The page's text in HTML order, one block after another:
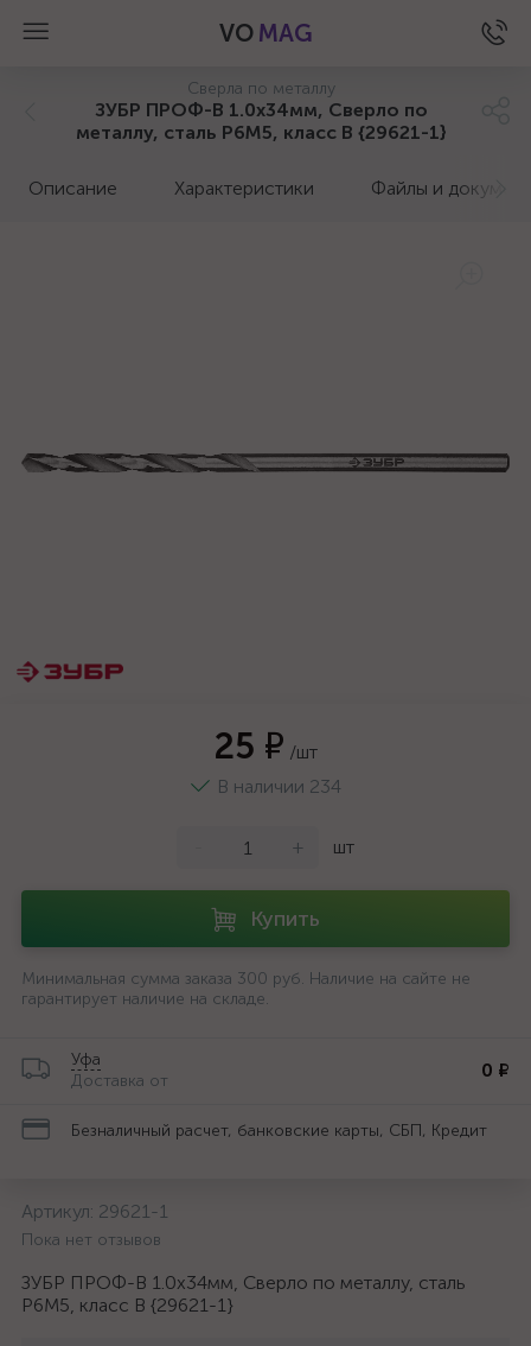
VO MAG
Сверла по металлу
ЗУБР ПРОФ-В 1.0х34мм, Сверло по
металлу, сталь Р6М5, класс В {29621-1}
Описание Характеристики Файлы и
25 ₽ /шт
В наличии 234
+ шт
Купить
Минимальная сумма заказа 300 руб. Наличие на сайте не
гарантирует наличие на складе.
Уфа
Доставка от
0 ₽
Безналичный расчет, банковские карты, СБП, Кредит
Артикул: 29621-1
Пока нет отзывов
ЗУБР ПРОФ-В 1.0х34мм, Сверло по металлу, сталь
Р6М5, класс В {29621-1}